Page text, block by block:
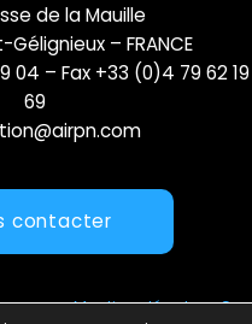
de la Mauille
– FRANCE
04 – Fax +33 (0)4 79 62 19
69
contacter
Mentions légales